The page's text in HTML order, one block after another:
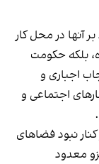
آنها در محل کار
بلکه حکومت
اجباری و
اجتماعی و
نبود فضاهای
معدود